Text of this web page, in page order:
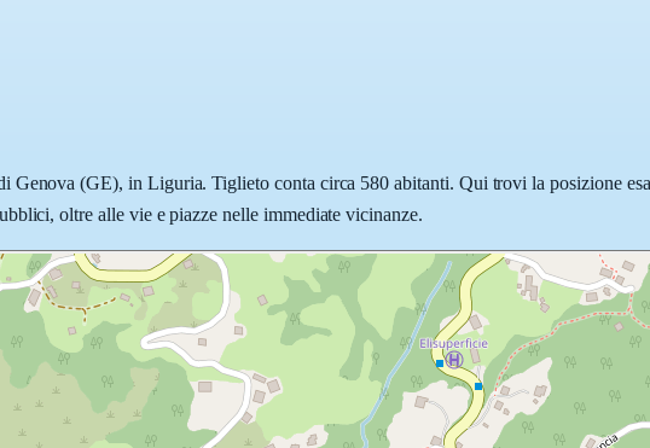
(GE), in Liguria. Tiglieto conta circa 580 abitanti. Qui trovi la posizione
oltre alle vie e piazze nelle immediate vicinanze.